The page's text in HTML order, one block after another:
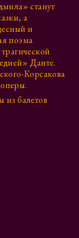
станут
а
и
поэма
Данте.
Корсакова
балетов